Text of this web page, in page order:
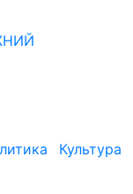
Культура